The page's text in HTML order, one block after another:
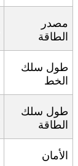
مصدر
الطاقة
طول سلك
الخط
طول سلك
الطاقة
الأمان